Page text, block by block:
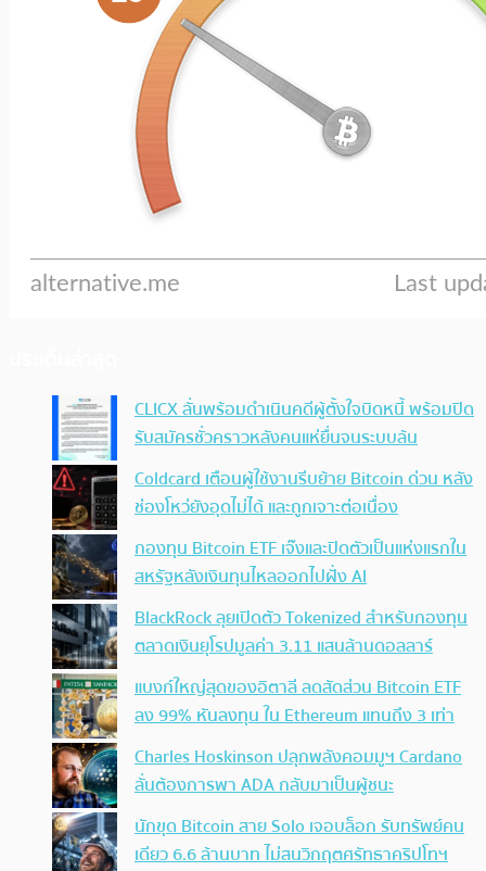
CLICX ลั่นพร้อมดำเนินคดีผู้ตั้งใจบิดหนี้ พร้อมปิด
รับสมัครชั่วคราวหลังคนแห่ยื่นจนระบบล้น
Coldcard เตือนผู้ใช้งานรีบย้าย Bitcoin ด่วน หลัง
ช่องโหว่ยังอุดไม่ได้ และถูกเจาะต่อเนื่อง
กองทุน Bitcoin ETF เจ๊งและปิดตัวเป็นแห่งแรกใน
สหรัฐหลังเงินทุนไหลออกไปฝั่ง AI
BlackRock ลุยเปิดตัว Tokenized สำหรับกองทุน
ตลาดเงินยุโรปมูลค่า 3.11 แสนล้านดอลลาร์
แบงก์ใหญ่สุดของอิตาลี ลดสัดส่วน Bitcoin ETF
ลง 99% หันลงทุน ใน Ethereum แทนถึง 3 เท่า
Charles Hoskinson ปลุกพลังคอมมูฯ Cardano
ลั่นต้องการพา ADA กลับมาเป็นผู้ชนะ
นักขุด Bitcoin สาย Solo เจอบล็อก รับทรัพย์คน
เดียว 6.6 ล้านบาท ไม่สนวิกฤตศรัทธาคริปโทฯ